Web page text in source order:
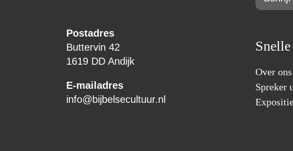
Postadres
Buttervin 42
1619 DD Andijk
E-mailadres
info@bijbelsecultuur.nl
Over ons
Spreker